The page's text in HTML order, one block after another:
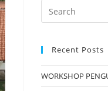
Search
for:
Recent Posts
WORKSHOP